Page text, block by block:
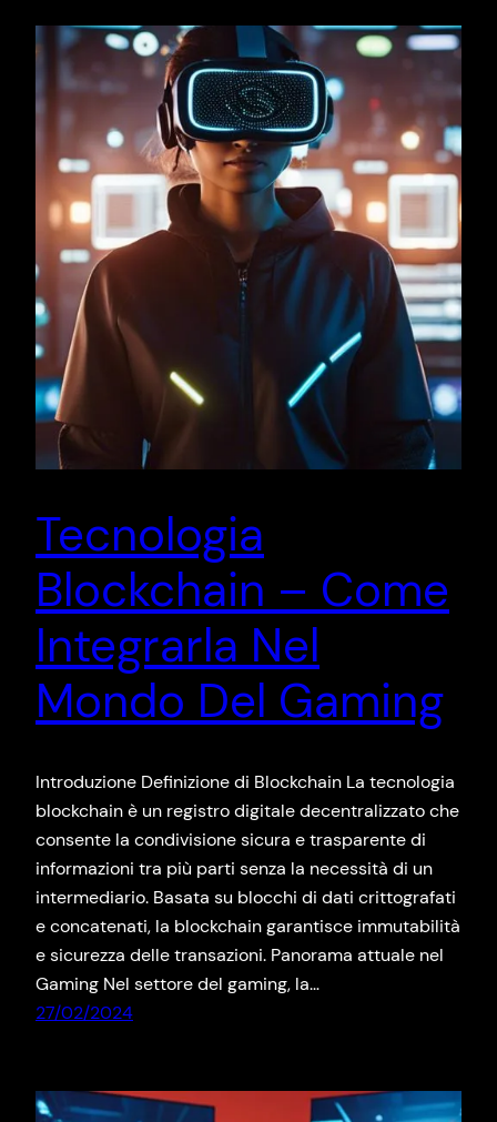
Tecnologia
Blockchain – Come
Integrarla Nel
Mondo Del Gaming
Introduzione Definizione di Blockchain La tecnologia
blockchain è un registro digitale decentralizzato che
consente la condivisione sicura e trasparente di
informazioni tra più parti senza la necessità di un
intermediario. Basata su blocchi di dati crittografati
e concatenati, la blockchain garantisce immutabilità
e sicurezza delle transazioni. Panorama attuale nel
Gaming Nel settore del gaming, la…
27/02/2024